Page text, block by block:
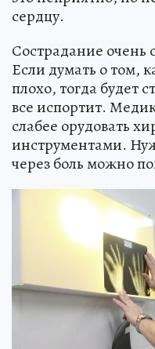
сердцу.
Сострадание очень
Если думать о том,
плохо, тогда будет
все испортит.
слабее орудовать
инструментами.
через боль можно